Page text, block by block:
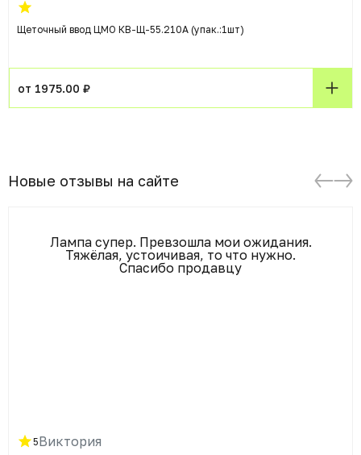
Щеточный ввод ЦМО КВ-Щ-55.210А (упак.:1шт)
от 1975.00 ₽
Новые отзывы на сайте
Лампа супер. Превзошла мои ожидания.
Тяжёлая, устоичивая, то что нужно.
Спасибо продавцу
5Виктория